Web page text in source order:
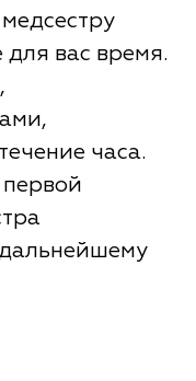
для вас время.
часа.
дальнейшему